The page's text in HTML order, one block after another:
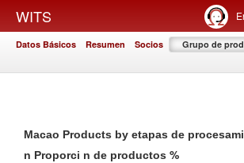
WITS
Datos Básicos Resumen Socios Grupo de
Macao Products by etapas de
n Proporci n de productos %